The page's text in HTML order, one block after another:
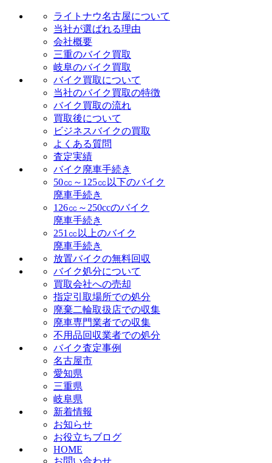
ライトナウ名古屋について
当社が選ばれる理由
会社概要
三重のバイク買取
岐阜のバイク買取
バイク買取について
当社のバイク買取の特徴
バイク買取の流れ
買取後について
ビジネスバイクの買取
よくある質問
査定実績
バイク廃車手続き
50㏄～125㏄以下のバイク
廃車手続き
126㏄～250ccのバイク
廃車手続き
251㏄以上のバイク
廃車手続き
放置バイクの無料回収
バイク処分について
買取会社への売却
指定引取場所での処分
廃棄二輪取扱店での収集
廃車専門業者での収集
不用品回収業者での処分
バイク査定事例
名古屋市
愛知県
三重県
岐阜県
新着情報
お知らせ
お役立ちブログ
HOME